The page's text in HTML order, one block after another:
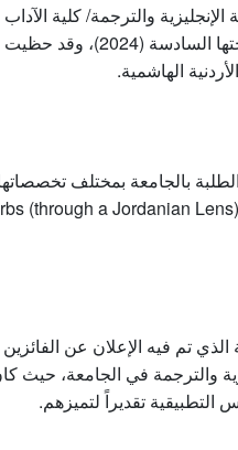
والترجمة/ كلية
الهاشمية.
بالجامعة بمختلف
تقديراً لتميزهم.